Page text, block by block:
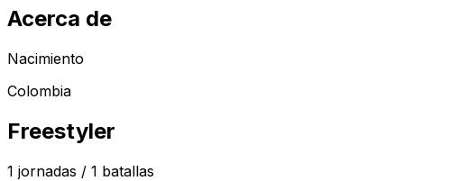
Acerca de
Nacimiento
Colombia
Freestyler
1 jornadas / 1 batallas